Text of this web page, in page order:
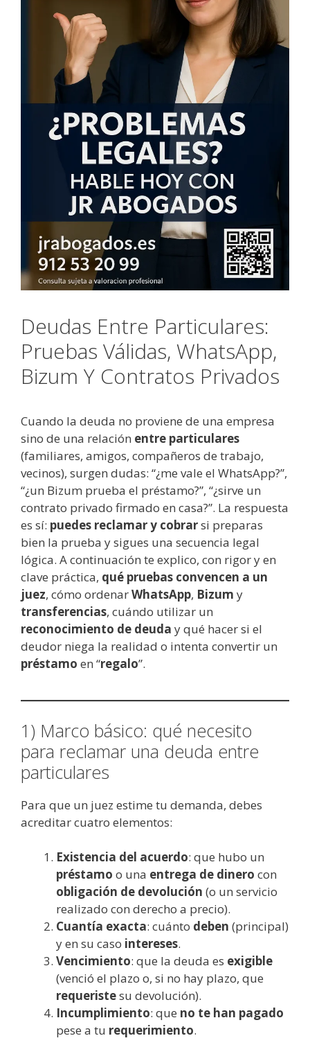
Deudas Entre Particulares:
Pruebas Válidas, WhatsApp,
Bizum Y Contratos Privados
Cuando la deuda no proviene de una empresa
sino de una relación entre particulares
(familiares, amigos, compañeros de trabajo,
vecinos), surgen dudas: “¿me vale el WhatsApp?”,
“¿un Bizum prueba el préstamo?”, “¿sirve un
contrato privado firmado en casa?”. La respuesta
es sí: puedes reclamar y cobrarsi preparas
bien la prueba y sigues una secuencia legal
lógica. A continuación te explico, con rigor y en
clave práctica, qué pruebas convencen a un
juez, cómo ordenarWhatsApp, Bizum y
transferencias, cuándo utilizar un
reconocimiento de deuda y qué hacer si el
deudor niega la realidad o intenta convertir un
préstamo en “regalo”.
1) Marco básico: qué necesito
para reclamar una deuda entre
particulares
Para que un juez estime tu demanda, debes
acreditar cuatro elementos:
Existencia del acuerdo: que hubo un
préstamo o una entrega de dinero con
obligación de devolución (o un servicio
realizado con derecho a precio).
Cuantía exacta: cuánto deben (principal)
y en su caso intereses.
Vencimiento: que la deuda es exigible
(venció el plazo o, si no hay plazo, que
requeristesu devolución).
Incumplimiento: que no te han pagado
pese a tu requerimiento.